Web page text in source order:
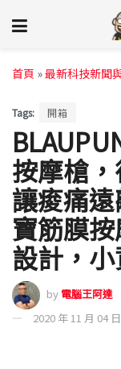
首頁 »最新科技新聞
Tags: 開箱
按摩槍
讓痠痛
寶筋膜
設計，
by 電腦王阿達
2020 年 11 月 04